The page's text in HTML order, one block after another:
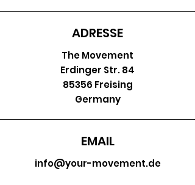
ADRESSE
The Movement
Erdinger Str. 84
85356 Freising
Germany
EMAIL
info@your-movement.de